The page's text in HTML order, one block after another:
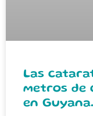
Las
metros de
en Guyana.